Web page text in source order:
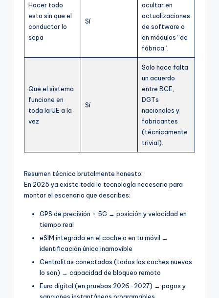
Hacer todo
esto sin que el
conductor lo
sepa
Sí
ocultar en
actualizaciones
de software o
en módulos “de
fábrica”.
Que el sistema
funcione en
toda la UE a la
vez
Sí
Solo hace falta
un acuerdo
entre BCE,
DGTs
nacionales y
fabricantes
(técnicamente
trivial).
Resumen técnico brutalmente honesto:
En 2025 ya existe toda la tecnología necesaria para
montar el escenario que describes:
GPS de precisión + 5G → posición y velocidad en
tiempo real
eSIM integrada en el coche o en tu móvil →
identificación única inamovible
Centralitas conectadas (todos los coches nuevos
lo son) → capacidad de bloqueo remoto
Euro digital (en pruebas 2026-2027) → pagos y